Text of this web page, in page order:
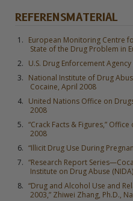
REFERENSMATERIAL
European Monitoring Centre
State of the Drug Problem in
U.S. Drug Enforcement
National Institute of Drug
Cocaine, April 2008
United Nations Office on
2008
“Crack Facts & Figures,”
2008
“Illicit Drug Use During
“Research Report
Institute on Drug Abuse (NIDA)
“Drug and Alcohol Use and
2003,” Zhiwei Zhang, Ph.D.,